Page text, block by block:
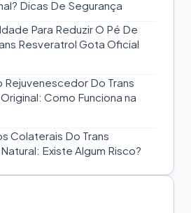
Dicas De Segurança
Para Reduzir O Pé De
Resveratrol Gota Oficial
Do Trans
Como Funciona na
Colaterais Do Trans
Existe Algum Risco?